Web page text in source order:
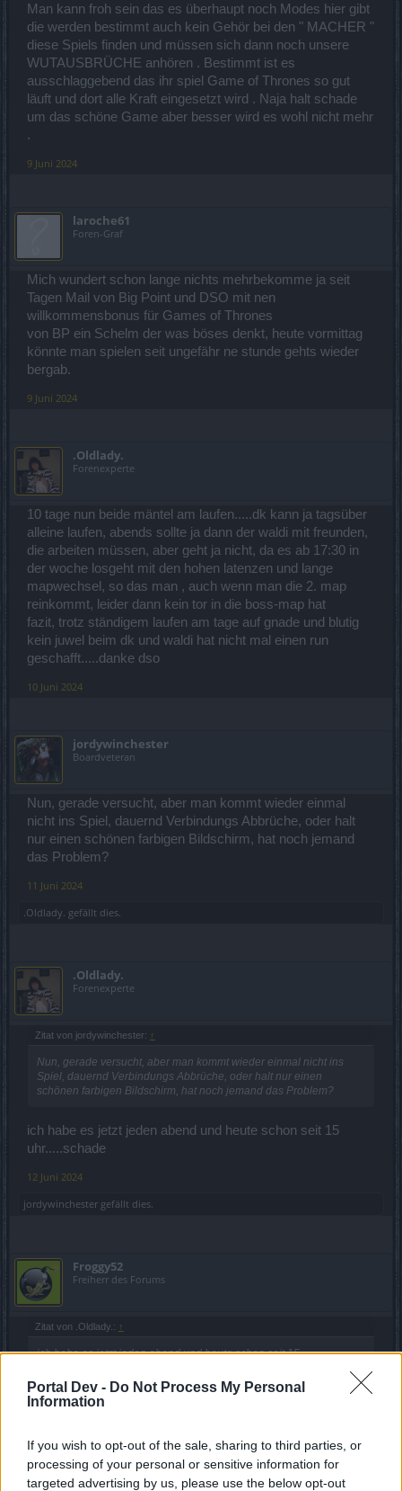
Portal Dev - Do Not Process My Personal
Information
If you wish to opt-out of the sale, sharing to third parties, or
processing of your personal or sensitive information for
targeted advertising by us, please use the below opt-out
Man kann froh sein das es überhaupt noch Modes hier gibt
die werden bestimmt auch kein Gehör bei den " MACHER "
diese Spiels finden und müssen sich dann noch unsere
WUTAUSBRÜCHE anhören . Bestimmt ist es
ausschlaggebend das ihr spiel Game of Thrones so gut
läuft und dort alle Kraft eingesetzt wird . Naja halt schade
um das schöne Game aber besser wird es wohl nicht mehr
.
9 Juni 2024
laroche61
Foren-Graf
Mich wundert schon lange nichts mehrbekomme ja seit
Tagen Mail von Big Point und DSO mit nen
willkommensbonus für Games of Thrones
von BP ein Schelm der was böses denkt, heute vormittag
könnte man spielen seit ungefähr ne stunde gehts wieder
bergab.
9 Juni 2024
.Oldlady.
Forenexperte
10 tage nun beide mäntel am laufen.....dk kann ja tagsüber
alleine laufen, abends sollte ja dann der waldi mit freunden,
die arbeiten müssen, aber geht ja nicht, da es ab 17:30 in
der woche losgeht mit den hohen latenzen und lange
mapwechsel, so das man , auch wenn man die 2. map
reinkommt, leider dann kein tor in die boss-map hat
fazit, trotz ständigem laufen am tage auf gnade und blutig
kein juwel beim dk und waldi hat nicht mal einen run
geschafft.....danke dso
10 Juni 2024
jordywinchester
Boardveteran
Nun, gerade versucht, aber man kommt wieder einmal
nicht ins Spiel, dauernd Verbindungs Abbrüche, oder halt
nur einen schönen farbigen Bildschirm, hat noch jemand
das Problem?
11 Juni 2024
.Oldlady. gefällt dies.
.Oldlady.
Forenexperte
Zitat von jordywinchester: ↑
Nun, gerade versucht, aber man kommt wieder einmal nicht ins
Spiel, dauernd Verbindungs Abbrüche, oder halt nur einen
schönen farbigen Bildschirm, hat noch jemand das Problem?
ich habe es jetzt jeden abend und heute schon seit 15
uhr.....schade
12 Juni 2024
jordywinchester gefällt dies.
Froggy52
Freiherr des Forums
Zitat von .Oldlady.: ↑
ich habe es jetzt jeden abend und heute schon seit 15
Echt merkwürdig-ich habe diese Probleme in letzter Zeit
12 Juni 2024
troll1009gefällt dies.